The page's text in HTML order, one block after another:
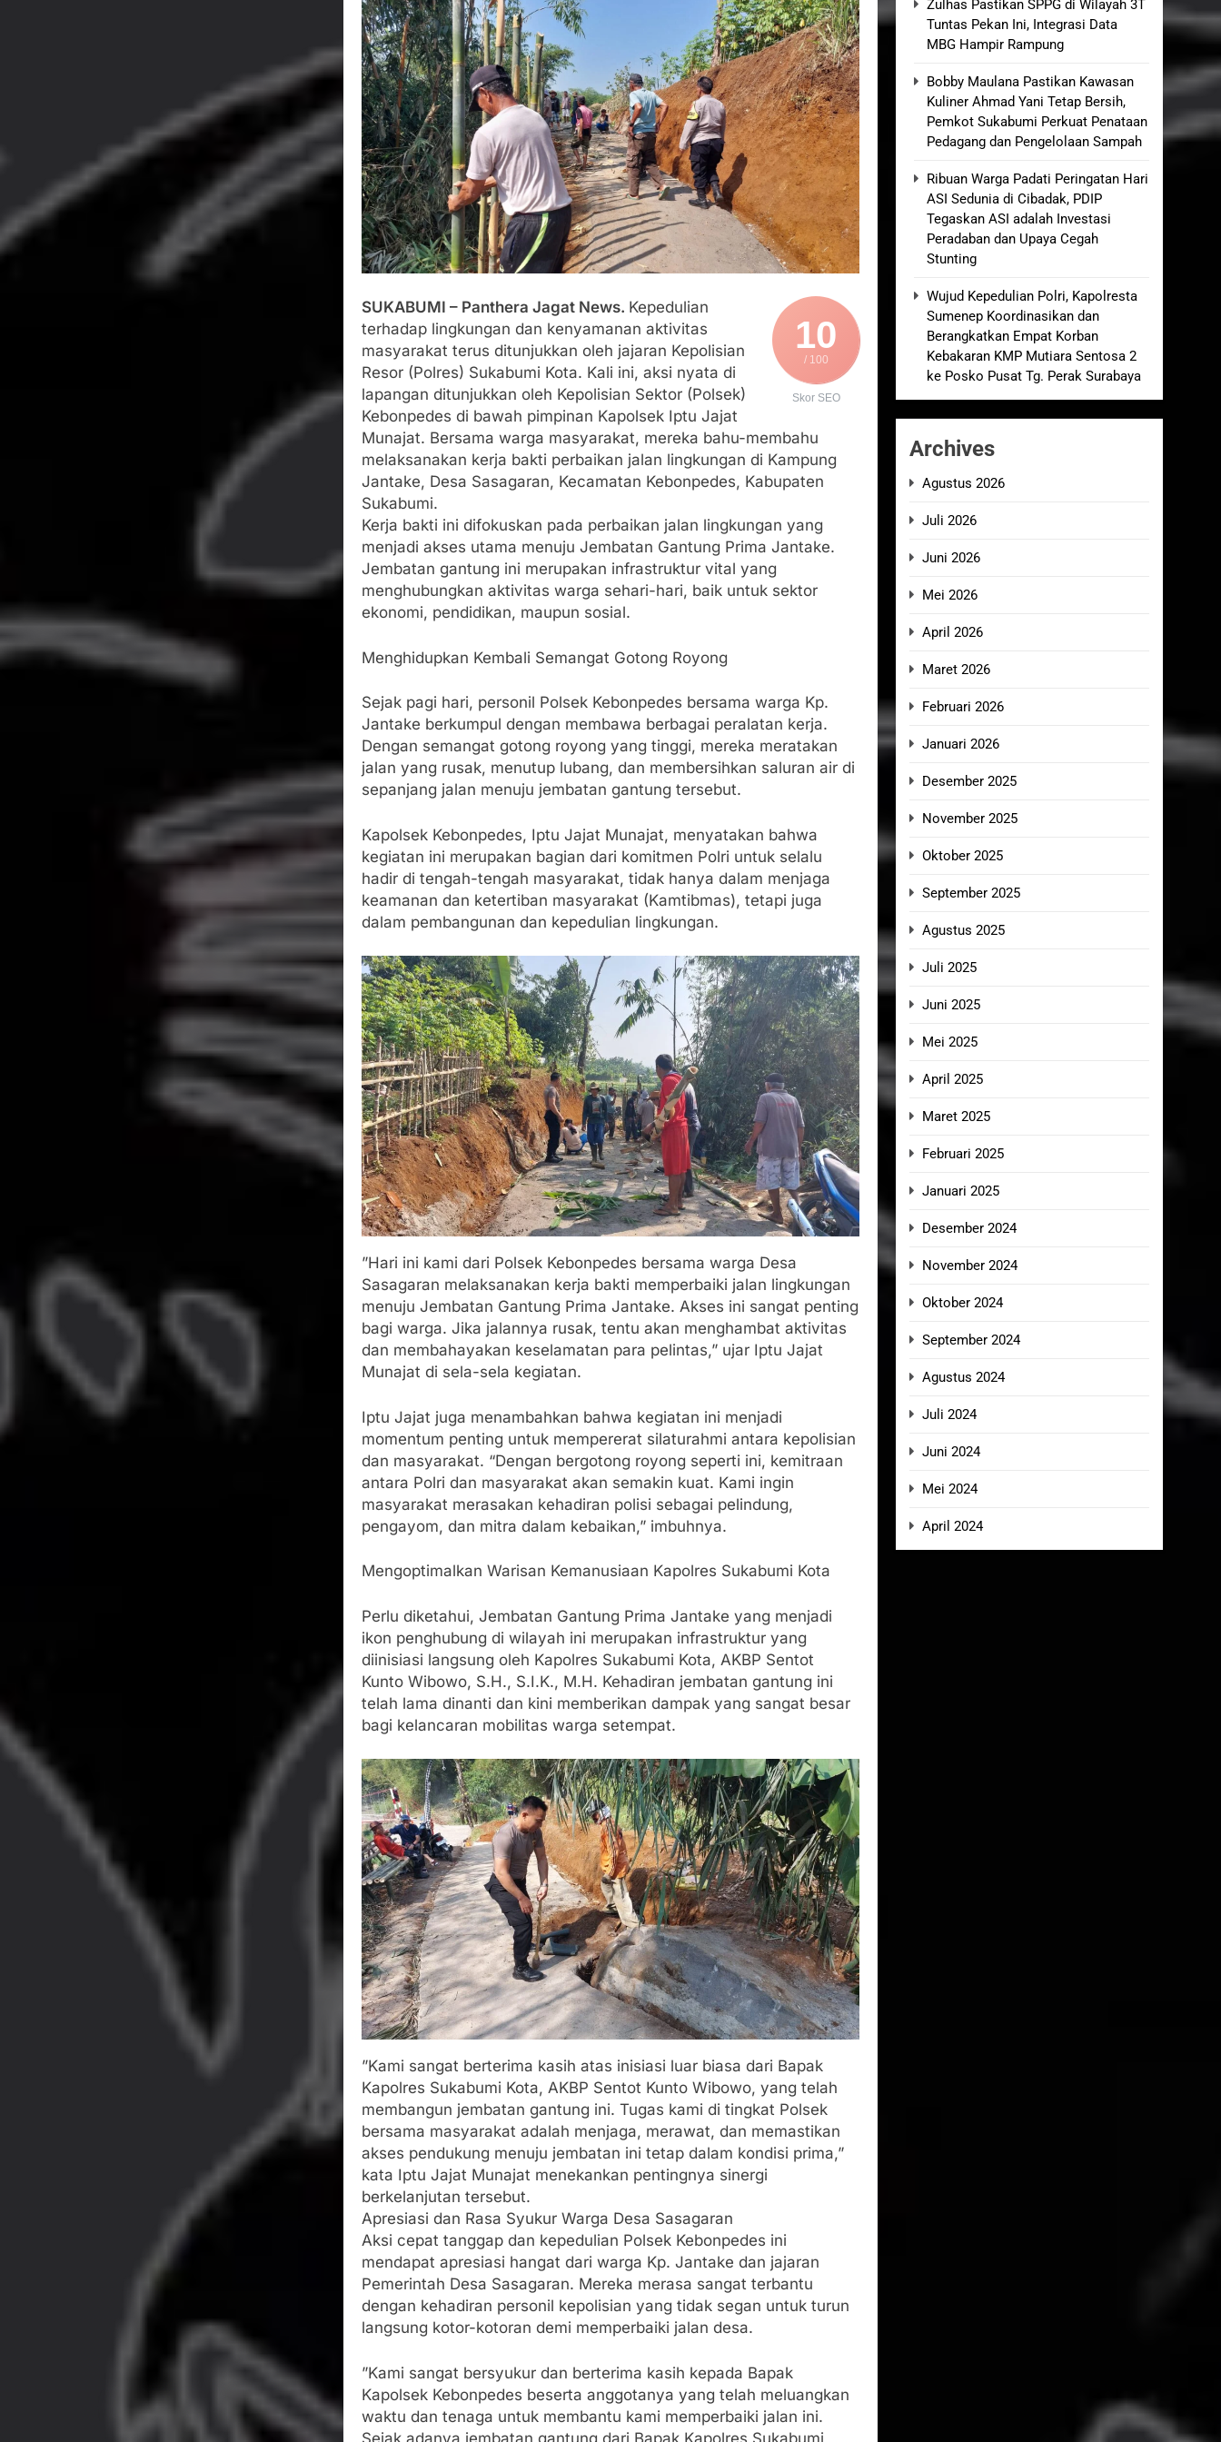
Agustus 4, 2026
Ketua Umum FSP Maritim Indonesia Bantah Isu Mogok Nasional TKBM: “Belum Ada Keputusan Resmi”
Agustus 3, 2026
Menjalin Harmoni di Tanah Sukaresmi: Kala Mina Padi, P2L, dan Gotong Royong Menggerakkan Ekonomi Desa
Agustus 3, 2026
Korban Tenggelam di Perairan Giligenting Ditemukan, Polisi Pastikan Penanganan Berjalan Sesuai Prosedur
Agustus 3, 2026
Kapolresta Sumenep Sambut Kedatangan Korban Evakuasi KM Mutiara Sentosa 2 di Pelabuhan Kalianget
Agustus 3, 2026
10
/ 100
Skor SEO
​SUKABUMI – Panthera Jagat News. Kepedulian
terhadap lingkungan dan kenyamanan aktivitas
masyarakat terus ditunjukkan oleh jajaran Kepolisian
Resor (Polres) Sukabumi Kota. Kali ini, aksi nyata di
lapangan ditunjukkan oleh Kepolisian Sektor (Polsek)
Kebonpedes di bawah pimpinan Kapolsek Iptu Jajat
Munajat. Bersama warga masyarakat, mereka bahu-membahu
melaksanakan kerja bakti perbaikan jalan lingkungan di Kampung
Jantake, Desa Sasagaran, Kecamatan Kebonpedes, Kabupaten
Sukabumi.
​Kerja bakti ini difokuskan pada perbaikan jalan lingkungan yang
menjadi akses utama menuju Jembatan Gantung Prima Jantake.
Jembatan gantung ini merupakan infrastruktur vital yang
menghubungkan aktivitas warga sehari-hari, baik untuk sektor
ekonomi, pendidikan, maupun sosial.
​Menghidupkan Kembali Semangat Gotong Royong
​Sejak pagi hari, personil Polsek Kebonpedes bersama warga Kp.
Jantake berkumpul dengan membawa berbagai peralatan kerja.
Dengan semangat gotong royong yang tinggi, mereka meratakan
jalan yang rusak, menutup lubang, dan membersihkan saluran air di
sepanjang jalan menuju jembatan gantung tersebut.
​Kapolsek Kebonpedes, Iptu Jajat Munajat, menyatakan bahwa
kegiatan ini merupakan bagian dari komitmen Polri untuk selalu
hadir di tengah-tengah masyarakat, tidak hanya dalam menjaga
keamanan dan ketertiban masyarakat (Kamtibmas), tetapi juga
dalam pembangunan dan kepedulian lingkungan.
​”Hari ini kami dari Polsek Kebonpedes bersama warga Desa
Sasagaran melaksanakan kerja bakti memperbaiki jalan lingkungan
menuju Jembatan Gantung Prima Jantake. Akses ini sangat penting
bagi warga. Jika jalannya rusak, tentu akan menghambat aktivitas
dan membahayakan keselamatan para pelintas,” ujar Iptu Jajat
Munajat di sela-sela kegiatan.
​Iptu Jajat juga menambahkan bahwa kegiatan ini menjadi
momentum penting untuk mempererat silaturahmi antara kepolisian
dan masyarakat. “Dengan bergotong royong seperti ini, kemitraan
antara Polri dan masyarakat akan semakin kuat. Kami ingin
masyarakat merasakan kehadiran polisi sebagai pelindung,
pengayom, dan mitra dalam kebaikan,” imbuhnya.
​Mengoptimalkan Warisan Kemanusiaan Kapolres Sukabumi Kota
​Perlu diketahui, Jembatan Gantung Prima Jantake yang menjadi
ikon penghubung di wilayah ini merupakan infrastruktur yang
diinisiasi langsung oleh Kapolres Sukabumi Kota, AKBP Sentot
Kunto Wibowo, S.H., S.I.K., M.H. Kehadiran jembatan gantung ini
telah lama dinanti dan kini memberikan dampak yang sangat besar
bagi kelancaran mobilitas warga setempat.
​”Kami sangat berterima kasih atas inisiasi luar biasa dari Bapak
Kapolres Sukabumi Kota, AKBP Sentot Kunto Wibowo, yang telah
membangun jembatan gantung ini. Tugas kami di tingkat Polsek
bersama masyarakat adalah menjaga, merawat, dan memastikan
akses pendukung menuju jembatan ini tetap dalam kondisi prima,”
kata Iptu Jajat Munajat menekankan pentingnya sinergi
berkelanjutan tersebut.
​Apresiasi dan Rasa Syukur Warga Desa Sasagaran
​Aksi cepat tanggap dan kepedulian Polsek Kebonpedes ini
mendapat apresiasi hangat dari warga Kp. Jantake dan jajaran
Pemerintah Desa Sasagaran. Mereka merasa sangat terbantu
dengan kehadiran personil kepolisian yang tidak segan untuk turun
langsung kotor-kotoran demi memperbaiki jalan desa.
​”Kami sangat bersyukur dan berterima kasih kepada Bapak
Kapolsek Kebonpedes beserta anggotanya yang telah meluangkan
waktu dan tenaga untuk membantu kami memperbaiki jalan ini.
Sejak adanya jembatan gantung dari Bapak Kapolres Sukabumi
Zulhas Pastikan SPPG di Wilayah 3T
Tuntas Pekan Ini, Integrasi Data
MBG Hampir Rampung
Bobby Maulana Pastikan Kawasan
Kuliner Ahmad Yani Tetap Bersih,
Pemkot Sukabumi Perkuat Penataan
Pedagang dan Pengelolaan Sampah
Ribuan Warga Padati Peringatan Hari
ASI Sedunia di Cibadak, PDIP
Tegaskan ASI adalah Investasi
Peradaban dan Upaya Cegah
Stunting
Wujud Kepedulian Polri, Kapolresta
Sumenep Koordinasikan dan
Berangkatkan Empat Korban
Kebakaran KMP Mutiara Sentosa 2
ke Posko Pusat Tg. Perak Surabaya
Archives
Agustus 2026
Juli 2026
Juni 2026
Mei 2026
April 2026
Maret 2026
Februari 2026
Januari 2026
Desember 2025
November 2025
Oktober 2025
September 2025
Agustus 2025
Juli 2025
Juni 2025
Mei 2025
April 2025
Maret 2025
Februari 2025
Januari 2025
Desember 2024
November 2024
Oktober 2024
September 2024
Agustus 2024
Juli 2024
Juni 2024
Mei 2024
April 2024